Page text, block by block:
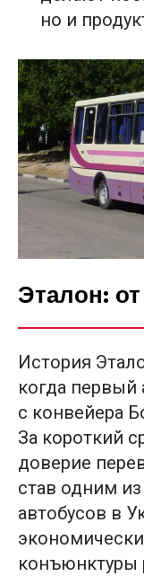
но и
Эталон: от
История
когда первый
с конвейера
За короткий
доверие
став одним
автобусов в
конъюнктуры